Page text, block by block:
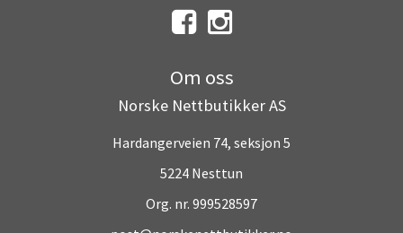
Om oss
Norske Nettbutikker AS
Hardangerveien 74, seksjon 5
5224 Nesttun
Org. nr. 999528597